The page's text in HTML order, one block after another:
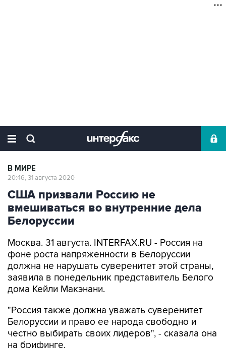
В МИРЕ
20:46, 31 августа 2020
США призвали Россию не
вмешиваться во внутренние дела
Белоруссии
Москва. 31 августа. INTERFAX.RU - Россия на
фоне роста напряженности в Белоруссии
должна не нарушать суверенитет этой страны,
заявила в понедельник представитель Белого
дома Кейли Макэнани.
"Россия также должна уважать суверенитет
Белоруссии и право ее народа свободно и
честно выбирать своих лидеров", - сказала она
на брифинге.